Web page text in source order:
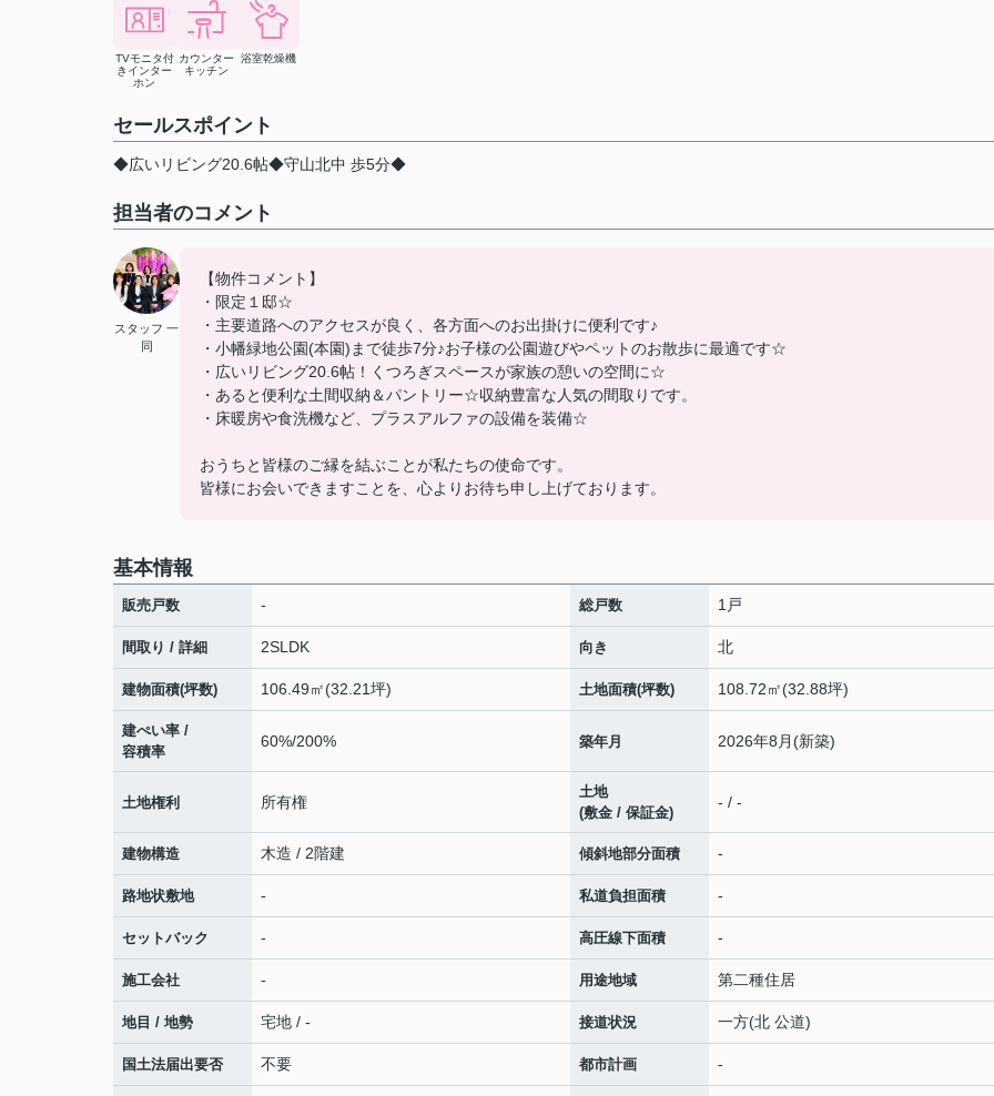
TVモニタ付
きインター
ホン
カウンター
キッチン
浴室乾燥機
セールスポイント
◆広いリビング20.6帖◆守山北中 歩5分◆
担当者のコメント
スタッフ 一
同
【物件コメント】
・限定１邸☆
・主要道路へのアクセスが良く、各方面へのお出掛けに便利です♪
・小幡緑地公園(本園)まで徒歩7分♪お子様の公園遊びやペットのお散歩に最適です☆
・広いリビング20.6帖！くつろぎスペースが家族の憩いの空間に☆
・あると便利な土間収納＆パントリー☆収納豊富な人気の間取りです。
・床暖房や食洗機など、プラスアルファの設備を装備☆
おうちと皆様のご縁を結ぶことが私たちの使命です。
皆様にお会いできますことを、心よりお待ち申し上げております。
基本情報
販売戸数 - 総戸数 1戸
間取り / 詳細 2SLDK 向き 北
建物面積(坪数) 106.49㎡(32.21坪) 土地面積(坪数) 108.72㎡(32.88坪)
建ぺい率 /
容積率
60%/200% 築年月 2026年8月(新築)
土地権利 所有権
土地
(敷金 / 保証金)
- / -
建物構造 木造 / 2階建 傾斜地部分面積 -
路地状敷地 - 私道負担面積 -
セットバック - 高圧線下面積 -
施工会社 - 用途地域 第二種住居
地目 / 地勢 宅地 / - 接道状況 一方(北 公道)
国土法届出要否 不要 都市計画 -